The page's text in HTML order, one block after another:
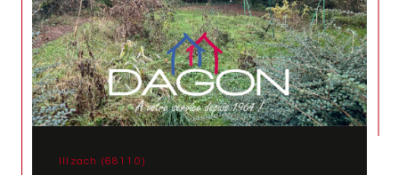
Illzach (68110)